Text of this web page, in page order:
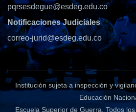
pqrsesdegue@esdeg.edu.co
Notificaciones Judiciales
correo-jurid@esdeg.edu.co
Institución sujeta a inspección y
Educación
Escuela Superior de Guerra. Todos